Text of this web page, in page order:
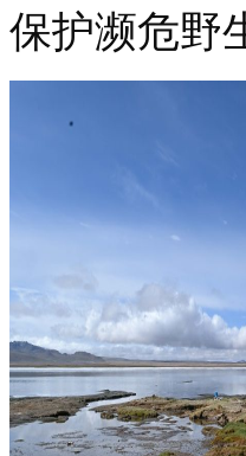
保护濒危野